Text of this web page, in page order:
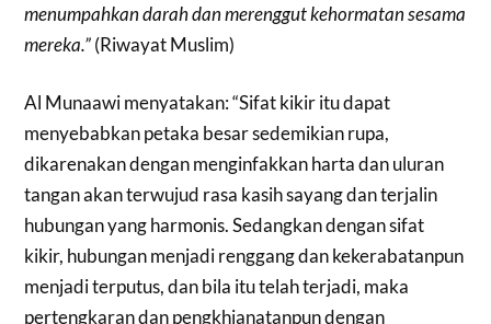
menumpahkan darah dan merenggut kehormatan sesama
mereka.”(Riwayat Muslim)
Al Munaawi menyatakan: “Sifat kikir itu dapat
menyebabkan petaka besar sedemikian rupa,
dikarenakan dengan menginfakkan harta dan uluran
tangan akan terwujud rasa kasih sayang dan terjalin
hubungan yang harmonis. Sedangkan dengan sifat
kikir, hubungan menjadi renggang dan kekerabatanpun
menjadi terputus, dan bila itu telah terjadi, maka
pertengkaran dan pengkhianatanpun dengan